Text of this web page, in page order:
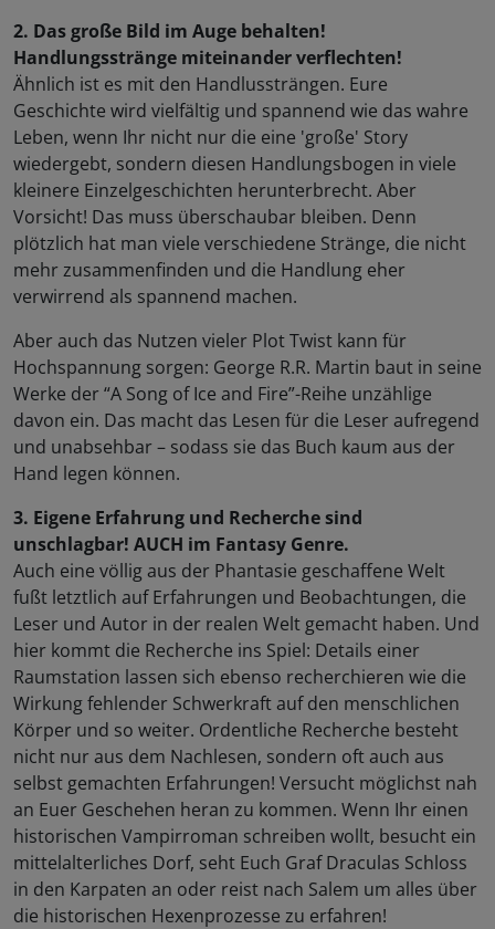
2. Das große Bild im Auge behalten!
Handlungsstränge miteinander verflechten!
Ähnlich ist es mit den Handlussträngen. Eure
Geschichte wird vielfältig und spannend wie das wahre
Leben, wenn Ihr nicht nur die eine 'große' Story
wiedergebt, sondern diesen Handlungsbogen in viele
kleinere Einzelgeschichten herunterbrecht. Aber
Vorsicht! Das muss überschaubar bleiben. Denn
plötzlich hat man viele verschiedene Stränge, die nicht
mehr zusammenfinden und die Handlung eher
verwirrend als spannend machen.
Aber auch das Nutzen vieler Plot Twist kann für
Hochspannung sorgen: George R.R. Martin baut in seine
Werke der “A Song of Ice and Fire”-Reihe unzählige
davon ein. Das macht das Lesen für die Leser aufregend
und unabsehbar – sodass sie das Buch kaum aus der
Hand legen können.
3. Eigene Erfahrung und Recherche sind
unschlagbar! AUCH im Fantasy Genre.
Auch eine völlig aus der Phantasie geschaffene Welt
fußt letztlich auf Erfahrungen und Beobachtungen, die
Leser und Autor in der realen Welt gemacht haben. Und
hier kommt die Recherche ins Spiel: Details einer
Raumstation lassen sich ebenso recherchieren wie die
Wirkung fehlender Schwerkraft auf den menschlichen
Körper und so weiter. Ordentliche Recherche besteht
nicht nur aus dem Nachlesen, sondern oft auch aus
selbst gemachten Erfahrungen! Versucht möglichst nah
an Euer Geschehen heran zu kommen. Wenn Ihr einen
historischen Vampirroman schreiben wollt, besucht ein
mittelalterliches Dorf, seht Euch Graf Draculas Schloss
in den Karpaten an oder reist nach Salem um alles über
die historischen Hexenprozesse zu erfahren!